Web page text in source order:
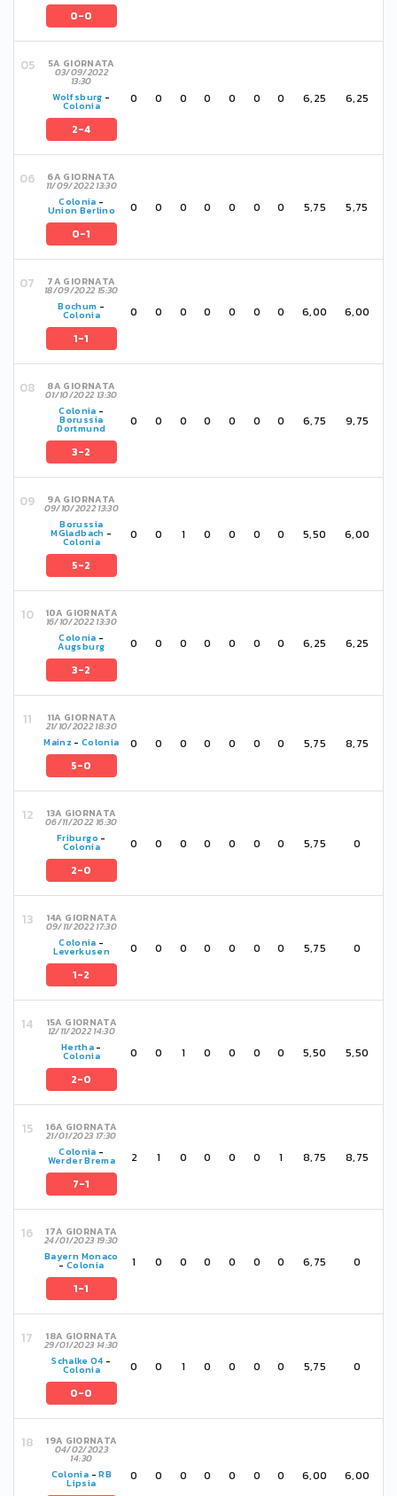
0-0
5A GIORNATA
03/09/2022
13:30
Wolfsburg -
Colonia
2-4
0 0 0 0 0 0 0 6,25 6,25
6A GIORNATA
11/09/2022 13:30
Colonia -
Union Berlino
0-1
0 0 0 0 0 0 0 5,75 5,75
7A GIORNATA
18/09/2022 15:30
Bochum -
Colonia
1-1
0 0 0 0 0 0 0 6,00 6,00
8A GIORNATA
01/10/2022 13:30
Colonia -
Borussia
Dortmund
3-2
0 0 0 0 0 0 0 6,75 9,75
9A GIORNATA
09/10/2022 13:30
Borussia
MGladbach -
Colonia
5-2
0 0 1 0 0 0 0 5,50 6,00
10A GIORNATA
16/10/2022 13:30
Colonia -
Augsburg
3-2
0 0 0 0 0 0 0 6,25 6,25
11A GIORNATA
21/10/2022 18:30
Mainz -Colonia
5-0
0 0 0 0 0 0 0 5,75 8,75
13A GIORNATA
06/11/2022 16:30
Friburgo -
Colonia
2-0
0 0 0 0 0 0 0 5,75 0
14A GIORNATA
09/11/2022 17:30
Colonia -
Leverkusen
1-2
0 0 0 0 0 0 0 5,75 0
15A GIORNATA
12/11/2022 14:30
Hertha -
Colonia
2-0
0 0 1 0 0 0 0 5,50 5,50
16A GIORNATA
21/01/2023 17:30
Colonia -
Werder Brema
7-1
2 1 0 0 0 0 1 8,75 8,75
17A GIORNATA
24/01/2023 19:30
Bayern Monaco
- Colonia
1-1
1 0 0 0 0 0 0 6,75 0
18A GIORNATA
29/01/2023 14:30
Schalke 04 -
Colonia
0-0
0 0 1 0 0 0 0 5,75 0
19A GIORNATA
04/02/2023
14:30
Colonia -RB
Lipsia 0 0 0 0 0 0 0 6,00 6,00